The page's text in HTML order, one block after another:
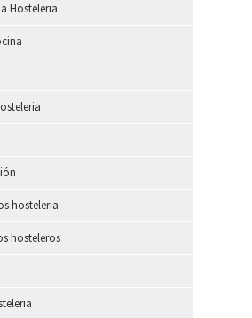
Hosteleria
hosteleria
hosteleros